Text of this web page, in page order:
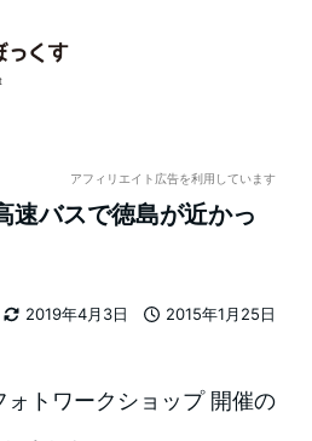
アフィリエイト広告を利用しています
バスで徳島が近かっ
2019年4月3日
2015年1月25日
ォトワークショップ 開催の